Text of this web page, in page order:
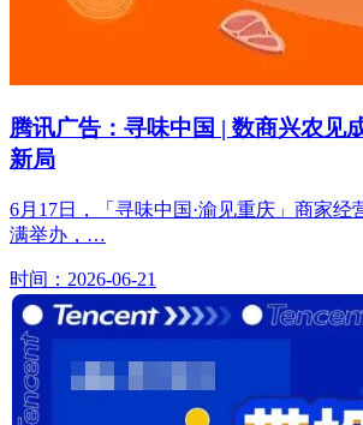
腾讯广告：寻味中国 | 数商兴农见
新局
6月17日，「寻味中国·渝见重庆」商家经
满举办，…
时间：2026-06-21